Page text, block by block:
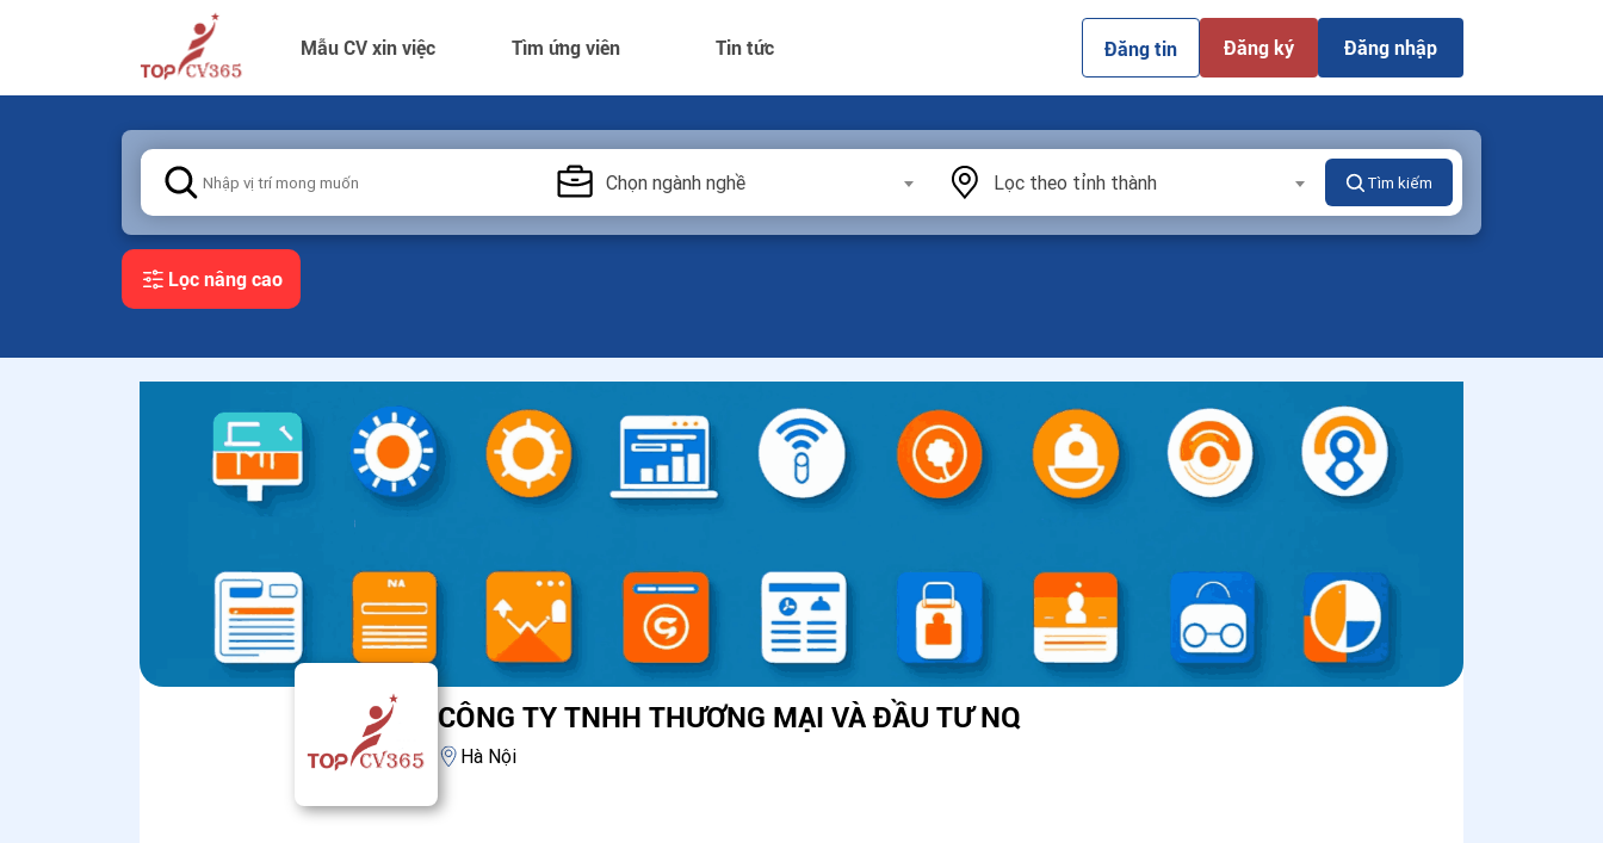
Mẫu CV xin việc Tìm ứng viên Tin tức Đăng tin Đăng ký Đăng nhập
Chọn ngành nghề Lọc theo tỉnh thành Tìm kiếm
Lọc nâng cao
CÔNG TY TNHH THƯƠNG MẠI VÀ ĐẦU TƯ NQ
Hà Nội